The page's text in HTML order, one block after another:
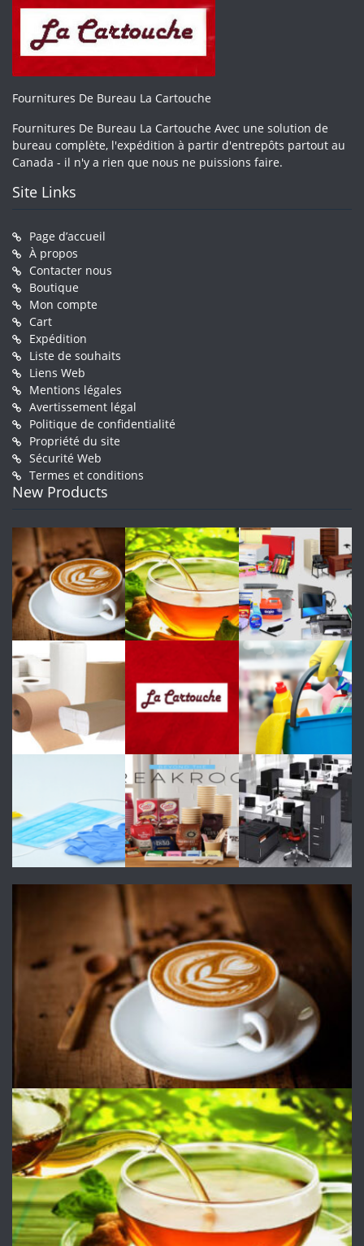
Fournitures De Bureau La Cartouche
Fournitures De Bureau La Cartouche Avec une solution de
bureau complète, l'expédition à partir d'entrepôts partout au
Canada - il n'y a rien que nous ne puissions faire.
Site Links
Page d’accueil
À propos
Contacter nous
Boutique
Mon compte
Cart
Expédition
Liste de souhaits
Liens Web
Mentions légales
Avertissement légal
Politique de confidentialité
Propriété du site
Sécurité Web
Termes et conditions
New Products